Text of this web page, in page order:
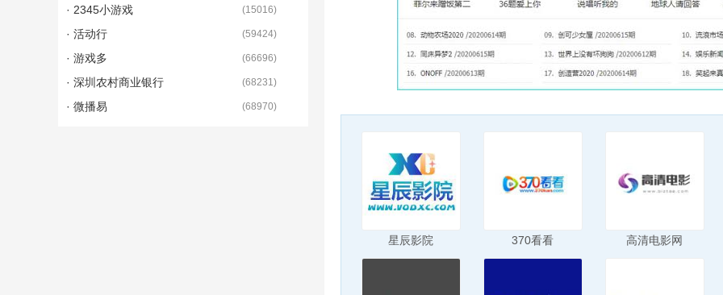
星辰影院 370看看 高清电影网
· 2345小游戏 (15016)
· 活动行 (59424)
· 游戏多 (66696)
· 深圳农村商业银行 (68231)
· 微播易 (68970)